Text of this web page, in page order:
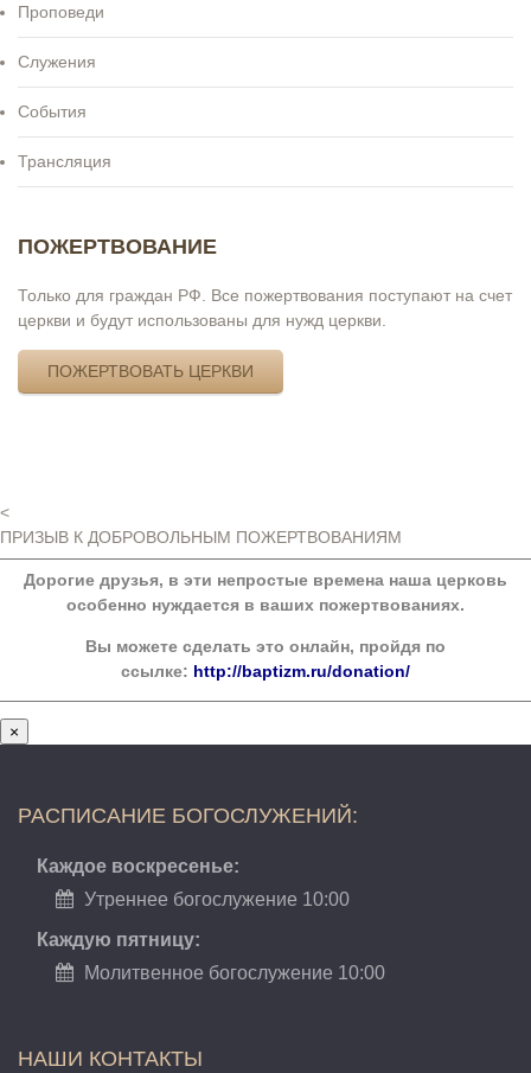
Проповеди
Служения
События
Трансляция
ПОЖЕРТВОВАНИЕ
Только для граждан РФ. Все пожертвования поступают на счет
церкви и будут использованы для нужд церкви.
ПОЖЕРТВОВАТЬ ЦЕРКВИ
<
ПРИЗЫВ К ДОБРОВОЛЬНЫМ ПОЖЕРТВОВАНИЯМ
Дорогие друзья, в эти непростые времена наша церковь
особенно нуждается в ваших пожертвованиях.
Вы можете сделать это онлайн, пройдя по
ссылке: http://baptizm.ru/donation/
×
РАСПИСАНИЕ БОГОСЛУЖЕНИЙ:
Каждое воскресенье:
Утреннее богослужение 10:00
Каждую пятницу:
Молитвенное богослужение 10:00
НАШИ КОНТАКТЫ